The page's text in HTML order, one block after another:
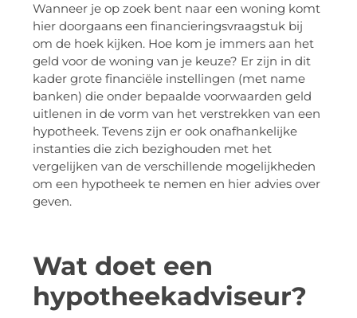
Wanneer je op zoek bent naar een woning komt
hier doorgaans een financieringsvraagstuk bij
om de hoek kijken. Hoe kom je immers aan het
geld voor de woning van je keuze? Er zijn in dit
kader grote financiële instellingen (met name
banken) die onder bepaalde voorwaarden geld
uitlenen in de vorm van het verstrekken van een
hypotheek. Tevens zijn er ook onafhankelijke
instanties die zich bezighouden met het
vergelijken van de verschillende mogelijkheden
om een hypotheek te nemen en hier advies over
geven.
Wat doet een
hypotheekadviseur?